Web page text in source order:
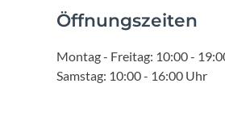
Öffnungszeiten
Montag - Freitag: 10:00 -
Samstag: 10:00 - 16:00 Uhr